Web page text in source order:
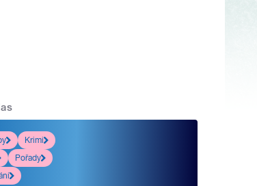
Krimi
Pořady